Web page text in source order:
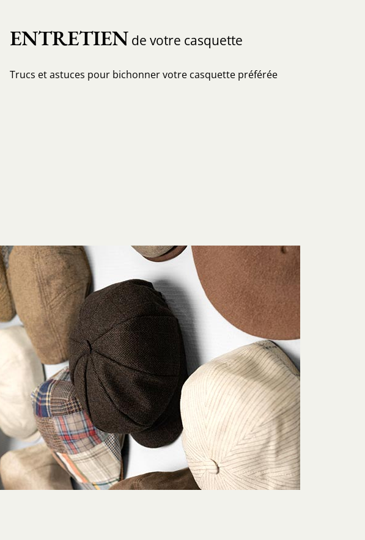
ENTRETIEN de votre casquette
Trucs et astuces pour bichonner votre casquette préférée